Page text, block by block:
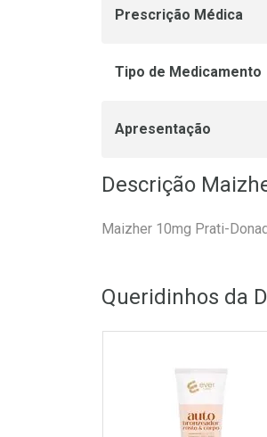
Prescrição Médica
Tipo de Medicamento
Apresentação
Descrição
Maizher 10mg Prati-
Queridinhos da